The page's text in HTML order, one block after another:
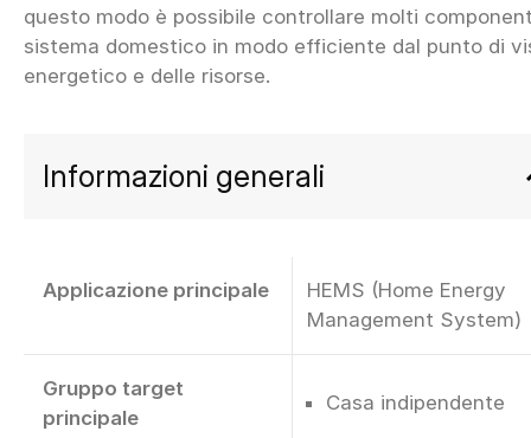
questo modo è possibile controllare molti
sistema domestico in modo efficiente dal punto di
Informazioni generali
Applicazione principale
HEMS (Home Energy
Management System)
Gruppo target
principale
Casa indipendente